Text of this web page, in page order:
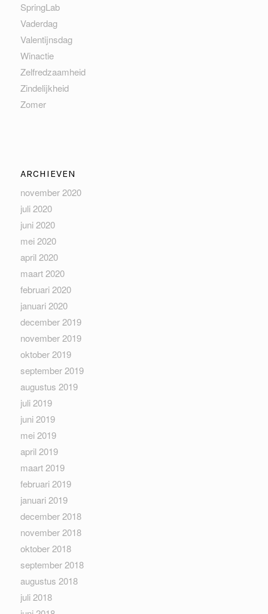
SpringLab
Vaderdag
Valentijnsdag
Winactie
Zelfredzaamheid
Zindelijkheid
Zomer
ARCHIEVEN
november 2020
juli 2020
juni 2020
mei 2020
april 2020
maart 2020
februari 2020
januari 2020
december 2019
november 2019
oktober 2019
september 2019
augustus 2019
juli 2019
juni 2019
mei 2019
april 2019
maart 2019
februari 2019
januari 2019
december 2018
november 2018
oktober 2018
september 2018
augustus 2018
juli 2018